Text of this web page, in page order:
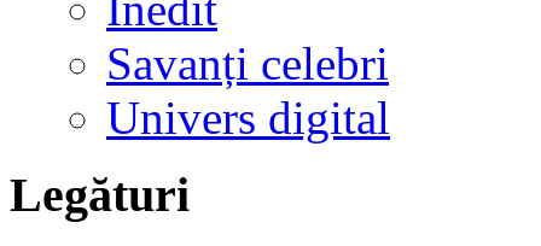
Savanți celebri
Univers digital
Legături